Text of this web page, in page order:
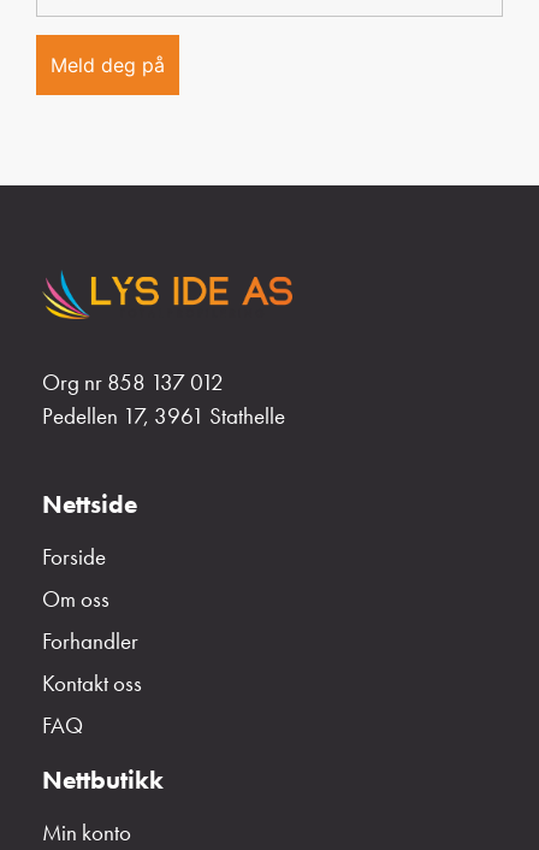
Org nr 858 137 012
Pedellen 17, 3961 Stathelle
Nettside
Forside
Om oss
Forhandler
Kontakt oss
FAQ
Nettbutikk
Min konto